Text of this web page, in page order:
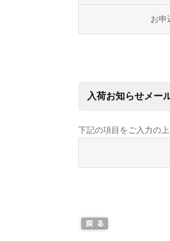
お申
入荷お知らせメー
下記の項目をご入力の